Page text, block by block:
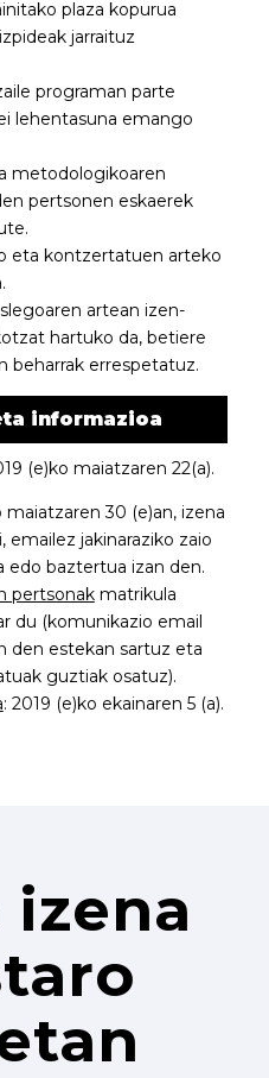
plaza kopurua
jarraituz
programan parte
lehentasuna emango
metodologikoaren
pertsonen eskaerek
eta kontzertatuen arteko
artean izen-
hartuko da, betiere
beharrak errespetatuz.
informazioa
(e)ko maiatzaren 22(a).
maiatzaren 30 (e)an, izena
emailez jakinaraziko zaio
baztertua izan den.
pertsonakmatrikula
du (komunikazio email
den estekan sartuz eta
guztiak osatuz).
: 2019 (e)ko ekainaren 5 (a).
izena